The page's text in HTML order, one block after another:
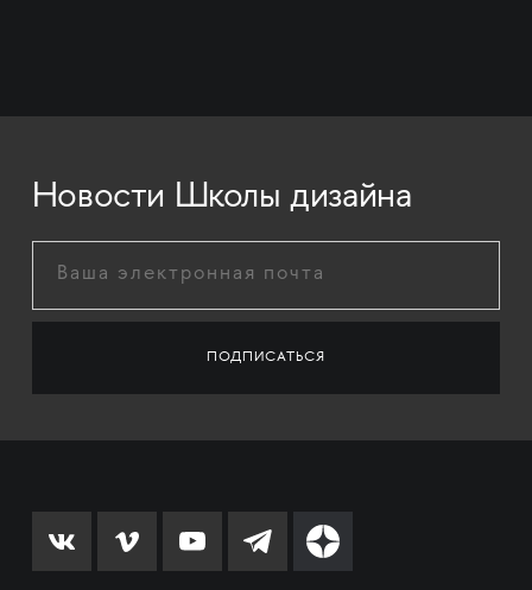
Новости Школы дизайна